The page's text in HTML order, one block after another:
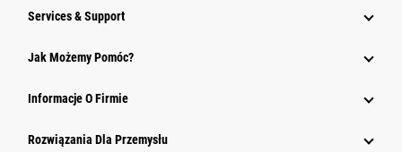
Services & Support
Jak Możemy Pomóc?
Informacje O Firmie
Rozwiązania Dla Przemysłu